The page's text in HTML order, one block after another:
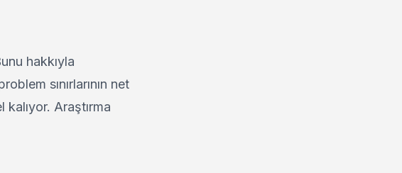
hakkıyla
sınırlarının net
Araştırma